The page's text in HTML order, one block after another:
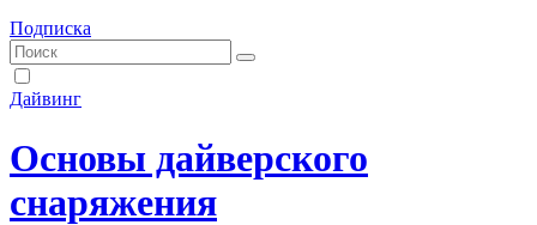
Подписка
Дайвинг
Основы дайверского
снаряжения